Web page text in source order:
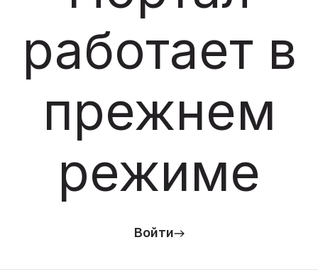
работает в
прежнем
режиме
Войти